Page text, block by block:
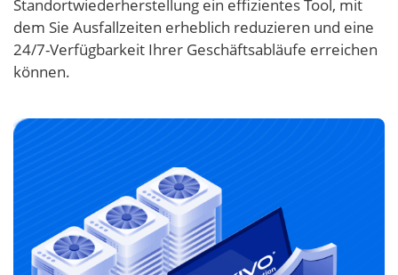
Standortwiederherstellung ein effizientes Tool, mit
dem Sie Ausfallzeiten erheblich reduzieren und eine
24/7-Verfügbarkeit Ihrer Geschäftsabläufe erreichen
können.